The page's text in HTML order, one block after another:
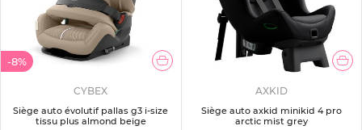
-8%
CYBEX
Siège auto évolutif pallas g3 i-size
tissu plus almond beige
AXKID
Siège auto axkid minikid 4 pro
arctic mist grey